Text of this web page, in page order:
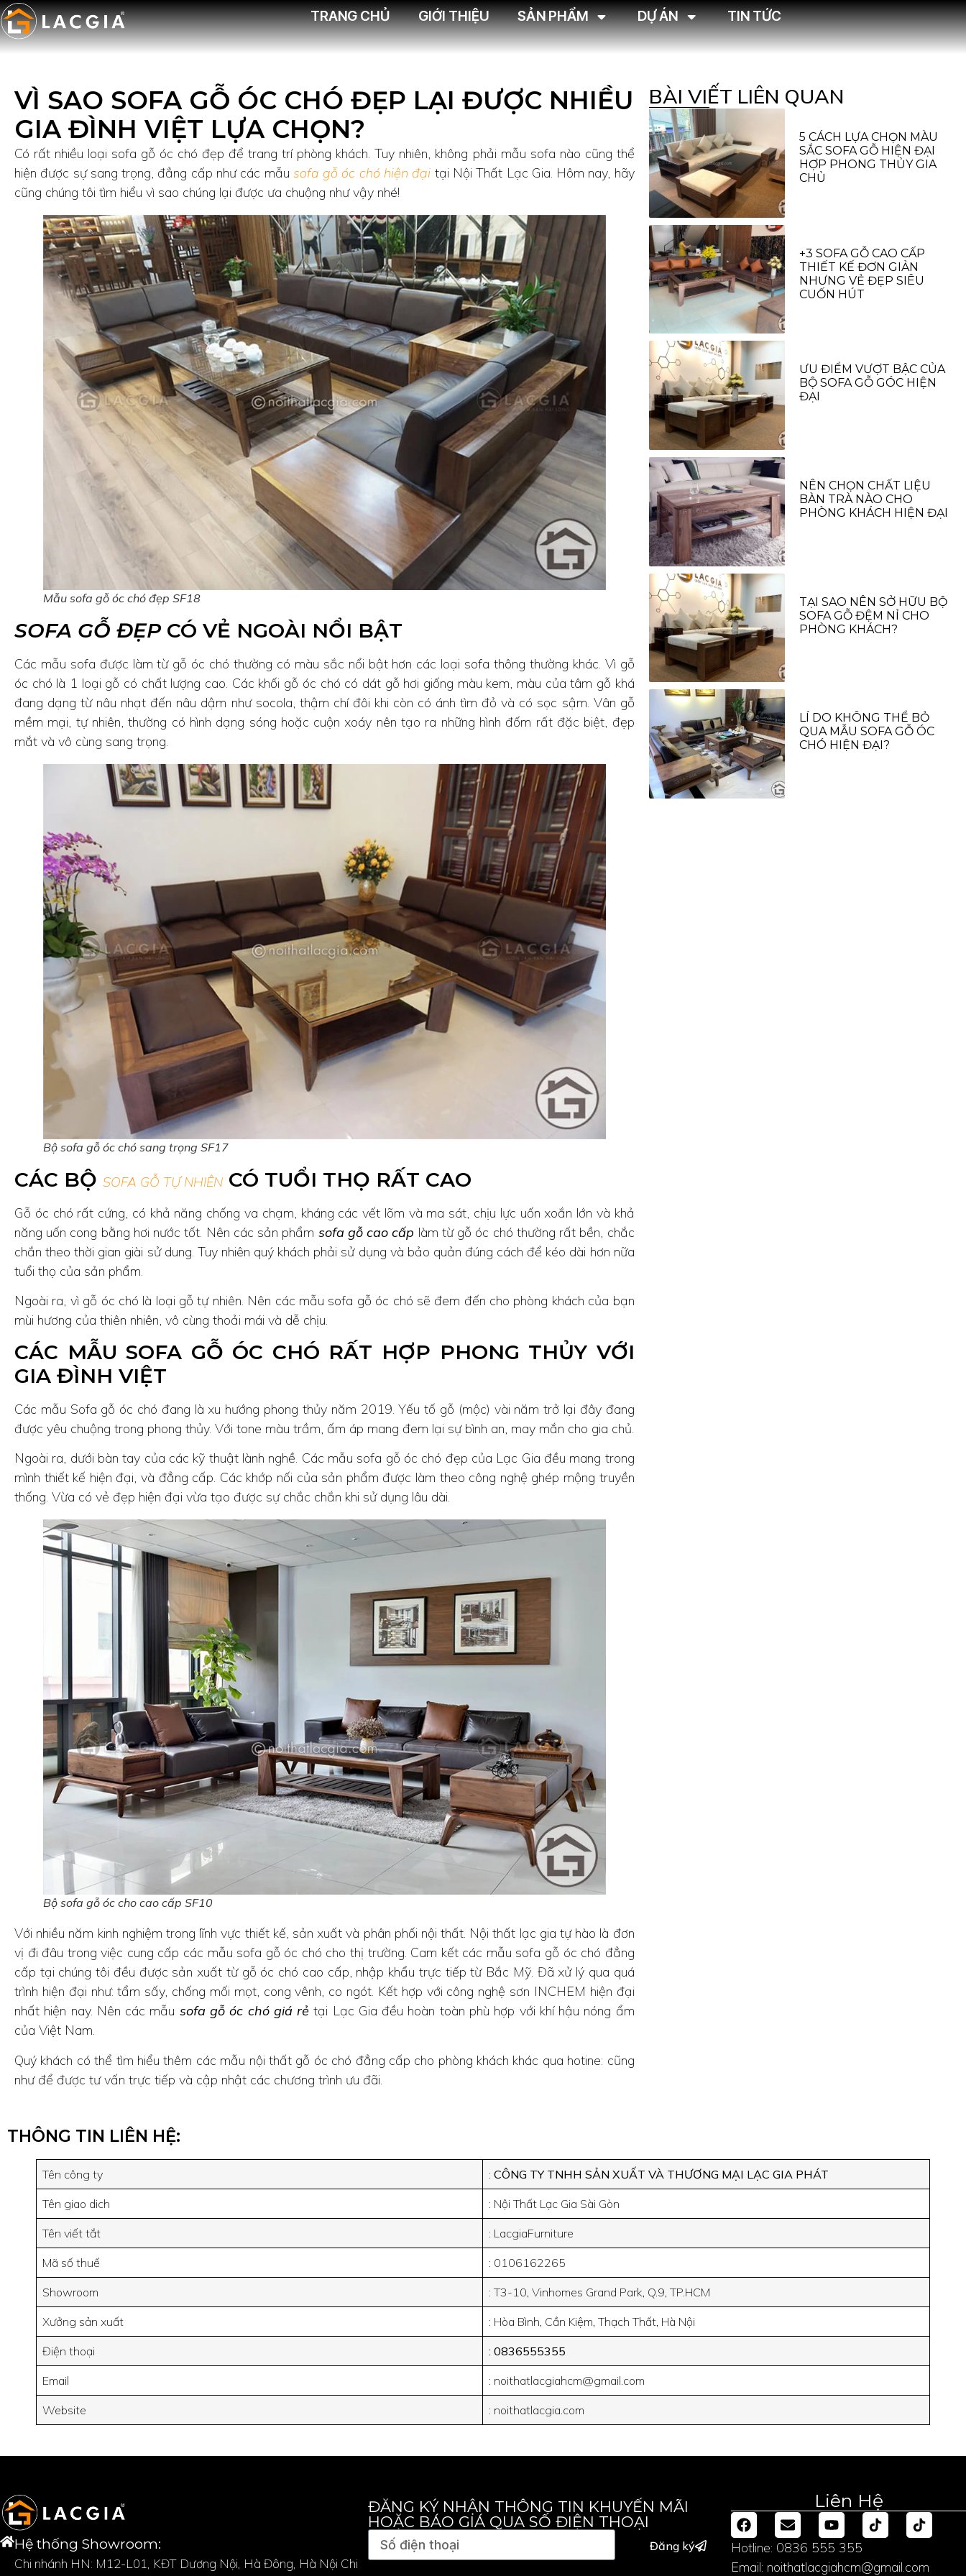
TRANG CHỦ GIỚI THIỆU SẢN PHẨM DỰ ÁN TIN TỨC
VÌ SAO SOFA GỖ ÓC CHÓ ĐẸP LẠI ĐƯỢC NHIỀU
GIA ĐÌNH VIỆT LỰA CHỌN?
Có rất nhiều loại sofa gỗ óc chó đẹp để trang trí phòng khách. Tuy nhiên, không phải mẫu sofa nào cũng thể
hiện được sự sang trọng, đẳng cấp như các mẫu sofa gỗ óc chó hiện đại tại Nội Thất Lạc Gia. Hôm nay, hãy
cũng chúng tôi tìm hiểu vì sao chúng lại được ưa chuộng như vậy nhé!
Mẫu sofa gỗ óc chó đẹp SF18
SOFA GỖ ĐẸP CÓ VẺ NGOÀI NỔI BẬT
Các mẫu sofa được làm từ gỗ óc chó thường có màu sắc nổi bật hơn các loại sofa thông thường khác. Vì gỗ
óc chó là 1 loại gỗ có chất lượng cao. Các khối gỗ óc chó có dát gỗ hơi giống màu kem, màu của tâm gỗ khá
đang dạng từ nâu nhạt đến nâu dậm như socola, thậm chí đôi khi còn có ánh tìm đỏ và có sọc sậm. Vân gỗ
mềm mại, tự nhiên, thường có hình dạng sóng hoặc cuộn xoáy nên tạo ra những hình đốm rất đặc biệt, đẹp
mắt và vô cùng sang trọng.
Bộ sofa gỗ óc chó sang trọng SF17
CÁC BỘ SOFA GỖ TỰ NHIÊN CÓ TUỔI THỌ RẤT CAO
Gỗ óc chó rất cứng, có khả năng chống va chạm, kháng các vết lõm và ma sát, chịu lực uốn xoắn lớn và khả
năng uốn cong bằng hơi nước tốt. Nên các sản phẩm sofa gỗ cao cấp làm từ gỗ óc chó thường rất bền, chắc
chắn theo thời gian giài sử dung. Tuy nhiên quý khách phải sử dụng và bảo quản đúng cách để kéo dài hơn nữa
tuổi thọ của sản phẩm.
Ngoài ra, vì gỗ óc chó là loại gỗ tự nhiên. Nên các mẫu sofa gỗ óc chó sẽ đem đến cho phòng khách của bạn
mùi hương của thiên nhiên, vô cùng thoải mái và dễ chịu.
CÁC MẪU SOFA GỖ ÓC CHÓ RẤT HỢP PHONG THỦY VỚI
GIA ĐÌNH VIỆT
Các mẫu Sofa gỗ óc chó đang là xu hướng phong thủy năm 2019. Yếu tố gỗ (mộc) vài năm trở lại đây đang
được yêu chuộng trong phong thủy. Với tone màu trầm, ấm áp mang đem lại sự bình an, may mắn cho gia chủ.
Ngoài ra, dưới bàn tay của các kỹ thuật lành nghề. Các mẫu sofa gỗ óc chó đẹp của Lạc Gia đều mang trong
mình thiết kế hiện đại, và đẳng cấp. Các khớp nối của sản phẩm được làm theo công nghệ ghép mộng truyền
thống. Vừa có vẻ đẹp hiện đại vừa tạo được sự chắc chắn khi sử dụng lâu dài.
Bộ sofa gỗ óc cho cao cấp SF10
Với nhiều năm kinh nghiệm trong lĩnh vực thiết kế, sản xuất và phân phối nội thất. Nội thất lạc gia tự hào là đơn
vị đi đâu trong việc cung cấp các mẫu sofa gỗ óc chó cho thị trường. Cam kết các mẫu sofa gỗ óc chó đẳng
cấp tại chúng tôi đều được sản xuất từ gỗ óc chó cao cấp, nhập khẩu trực tiếp từ Bắc Mỹ. Đã xử lý qua quá
trình hiện đại như: tẩm sấy, chống mối mọt, cong vênh, co ngót. Kết hợp với công nghệ sơn INCHEM hiện đại
nhất hiện nay. Nên các mẫu sofa gỗ óc chó giá rẻ tại Lạc Gia đều hoàn toàn phù hợp với khí hậu nóng ẩm
của Việt Nam.
Quý khách có thể tìm hiểu thêm các mẫu nội thất gỗ óc chó đẳng cấp cho phòng khách khác qua hotine: cũng
như để được tư vấn trực tiếp và cập nhật các chương trình ưu đãi.
BÀI VIẾT LIÊN QUAN
5 CÁCH LỰA CHỌN MÀU
SẮC SOFA GỖ HIỆN ĐẠI
HỢP PHONG THỦY GIA
CHỦ
+3 SOFA GỖ CAO CẤP
THIẾT KẾ ĐƠN GIẢN
NHƯNG VẺ ĐẸP SIÊU
CUỐN HÚT
ƯU ĐIỂM VƯỢT BẬC CỦA
BỘ SOFA GỖ GÓC HIỆN
ĐẠI
NÊN CHỌN CHẤT LIỆU
BÀN TRÀ NÀO CHO
PHÒNG KHÁCH HIỆN ĐẠI
TẠI SAO NÊN SỞ HỮU BỘ
SOFA GỖ ĐỆM NỈ CHO
PHÒNG KHÁCH?
LÍ DO KHÔNG THỂ BỎ
QUA MẪU SOFA GỖ ÓC
CHÓ HIỆN ĐẠI?
THÔNG TIN LIÊN HỆ:
Tên công ty :CÔNG TY TNHH SẢN XUẤT VÀ THƯƠNG MẠI LẠC GIA PHÁT
Tên giao dich : Nội Thất Lạc Gia Sài Gòn
Tên viết tắt : LacgiaFurniture
Mã số thuế : 0106162265
Showroom : T3-10, Vinhomes Grand Park, Q.9, TP.HCM
Xưởng sản xuất : Hòa Bình, Cần Kiệm, Thạch Thất, Hà Nội
Điện thoại : 0836555355
Email : noithatlacgiahcm@gmail.com
Website : noithatlacgia.com
Hệ thống Showroom:
Chi nhánh HN: M12-L01, KĐT Dương Nội, Hà Đông, Hà Nội Chi
ĐĂNG KÝ NHẬN THÔNG TIN KHUYẾN MÃI
HOẶC BÁO GIÁ QUA SỐ ĐIỆN THOẠI
Đăng ký
Liên Hệ
Hotline: 0836 555 355
Email: noithatlacgiahcm@gmail.com